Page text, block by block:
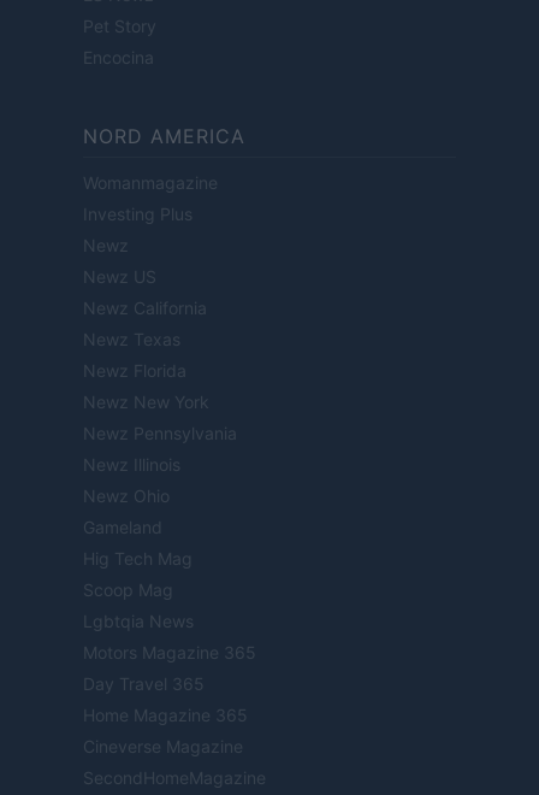
Pet Story
Encocina
NORD AMERICA
Womanmagazine
Investing Plus
Newz
Newz US
Newz California
Newz Texas
Newz Florida
Newz New York
Newz Pennsylvania
Newz Illinois
Newz Ohio
Gameland
Hig Tech Mag
Scoop Mag
Lgbtqia News
Motors Magazine 365
Day Travel 365
Home Magazine 365
Cineverse Magazine
SecondHomeMagazine